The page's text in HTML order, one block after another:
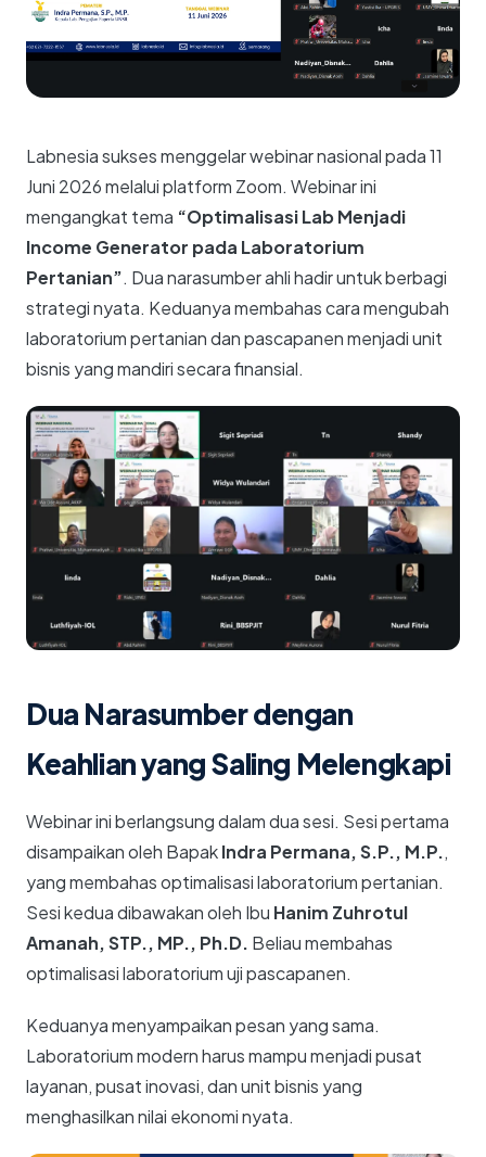
Labnesia sukses menggelar webinar nasional pada 11
Juni 2026 melalui platform Zoom. Webinar ini
mengangkat tema “Optimalisasi Lab Menjadi
Income Generator pada Laboratorium
Pertanian”. Dua narasumber ahli hadir untuk berbagi
strategi nyata. Keduanya membahas cara mengubah
laboratorium pertanian dan pascapanen menjadi unit
bisnis yang mandiri secara finansial.
Dua Narasumber dengan
Keahlian yang Saling Melengkapi
Webinar ini berlangsung dalam dua sesi. Sesi pertama
disampaikan oleh BapakIndra Permana, S.P., M.P.,
yang membahas optimalisasi laboratorium pertanian.
Sesi kedua dibawakan oleh Ibu Hanim Zuhrotul
Amanah, STP., MP., Ph.D. Beliau membahas
optimalisasi laboratorium uji pascapanen.
Keduanya menyampaikan pesan yang sama.
Laboratorium modern harus mampu menjadi pusat
layanan, pusat inovasi, dan unit bisnis yang
menghasilkan nilai ekonomi nyata.